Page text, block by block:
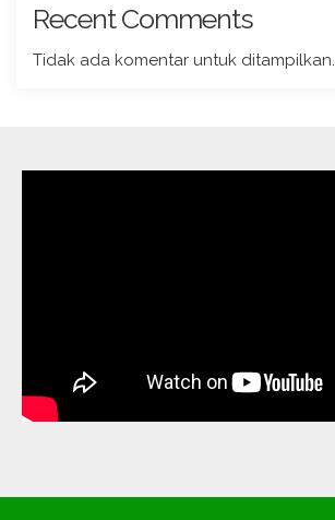
Recent Comments
Tidak ada komentar untuk ditampilkan.